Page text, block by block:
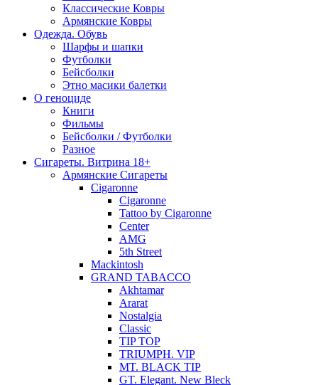
Классические Ковры
Армянские Ковры
Одежда. Обувь
Шарфы и шапки
Футболки
Бейсболки
Этно масики балетки
О геноциде
Книги
Фильмы
Бейсболки / Футболки
Разное
Сигареты. Витрина 18+
Армянские Сигареты
Cigaronne
Cigaronne
Tattoo by Cigaronne
Center
AMG
5th Street
Mackintosh
GRAND TABACCO
Akhtamar
Ararat
Nostalgia
Classic
TIP TOP
TRIUMPH. VIP
MT. BLACK TIP
GT. Elegant. New Bleck